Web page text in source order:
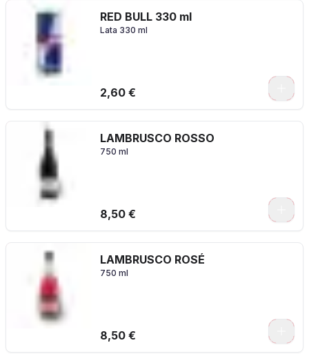
RED BULL 330 ml
Lata 330 ml
2,60 €
LAMBRUSCO ROSSO
750 ml
8,50 €
LAMBRUSCO ROSÉ
750 ml
8,50 €